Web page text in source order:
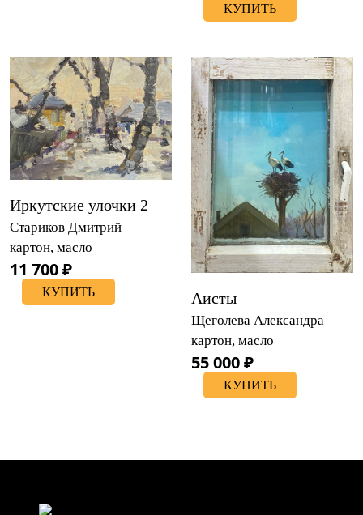
КУПИТЬ
Иркутские улочки 2
Стариков Дмитрий
картон, масло
11 700 ₽
КУПИТЬ Аисты
Щеголева Александра
картон, масло
55 000 ₽
КУПИТЬ